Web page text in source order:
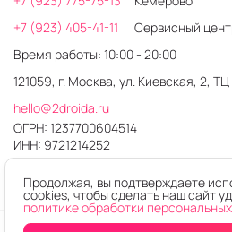
+7 (923) 405-41-11
Сервисный
Время работы: 10:00 - 20:00
121059, г. Москва, ул. Киевская, 2,
hello@2droida.ru
ОГРН: 1237700604514
ИНН: 9721214252
Продолжая, вы подтверждаете
cookies, чтобы сделать наш сайт
политике обработки